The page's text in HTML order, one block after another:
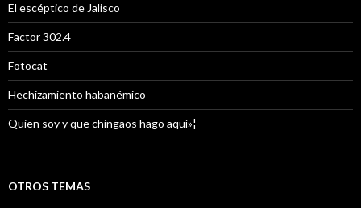
El escéptico de Jalisco
Factor 302.4
Fotocat
Hechizamiento habanémico
Quien soy y que chingaos hago aquí»¦
OTROS TEMAS